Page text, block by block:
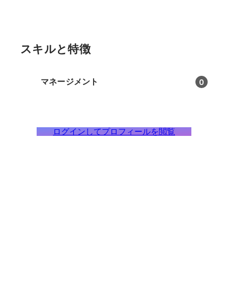
スキルと特徴
マネージメント 0
ログインしてプロフィールを閲覧